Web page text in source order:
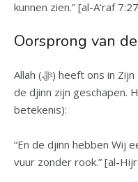
kunnen zien.” [al-A‘raf
Oorsprong van
Allah (ﷻ) heeft ons in Zijn Boek verteld uit welke essentie
de djinn zijn geschapen.
betekenis):
“En de djinn hebben Wij
vuur zonder rook.” [al-